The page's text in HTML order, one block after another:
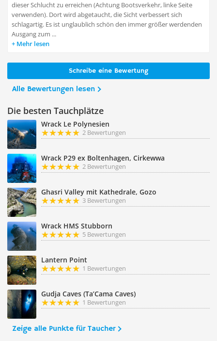
dieser Schlucht zu erreichen (Achtung Bootsverkehr, linke Seite
verwenden). Dort wird abgetaucht, die Sicht verbessert sich
schlagartig. Es ist unglaublich schön den immer größer werdenden
Ausgang zum ...
Mehr lesen
Schreibe eine Bewertung
Alle Bewertungen lesen
Die besten Tauchplätze
Wrack Le Polynesien
2 Bewertungen
Wrack P29 ex Boltenhagen, Cirkewwa
2 Bewertungen
Ghasri Valley mit Kathedrale, Gozo
3 Bewertungen
Wrack HMS Stubborn
5 Bewertungen
Lantern Point
1 Bewertungen
Gudja Caves (Ta’Cama Caves)
1 Bewertungen
Zeige alle Punkte für Taucher